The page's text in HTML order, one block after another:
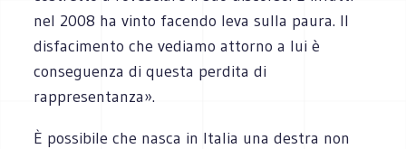
nel 2008 ha vinto facendo leva sulla paura. Il
disfacimento che vediamo attorno a lui è
conseguenza di questa perdita di
rappresentanza».
È possibile che nasca in Italia una destra non